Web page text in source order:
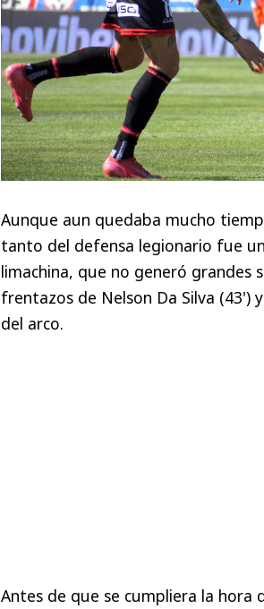
Aunque aun quedaba mucho
tanto del defensa legionario fue
limachina, que no generó grandes
frentazos de Nelson Da Silva (43')
del arco.
Antes de que se cumpliera la hora